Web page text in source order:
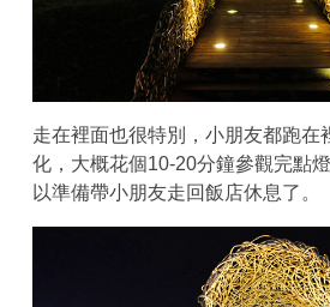
走在裡面也很特別，小朋友都跑在
化，大概花個10-20分鐘參觀完點
以準備帶小朋友走回飯店休息了。